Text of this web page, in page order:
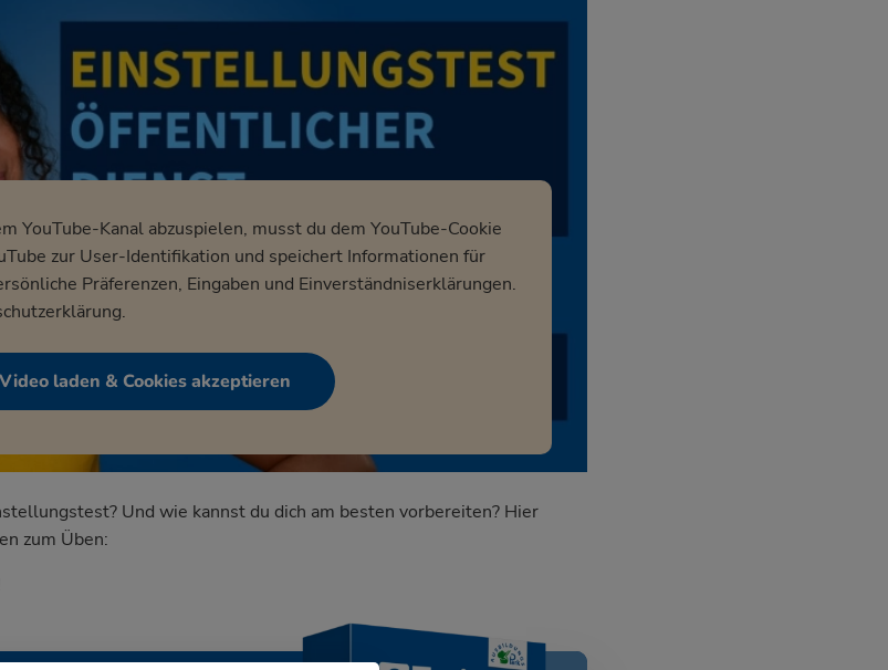
YouTube-Kanal abzuspielen, musst du dem YouTube-Cookie
zur User-Identifikation und speichert Informationen für
Präferenzen, Eingaben und Einverständniserklärungen.
.
Video laden & Cookies akzeptieren
Und wie kannst du dich am besten vorbereiten? Hier
zum Üben: